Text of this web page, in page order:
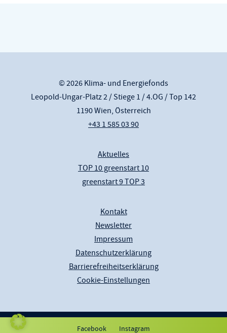
Facebook Instagram
© 2026 Klima- und Energiefonds
Leopold-Ungar-Platz 2 / Stiege 1 / 4.OG / Top 142
1190 Wien, Österreich
+43 1 585 03 90
Aktuelles
TOP 10 greenstart 10
greenstart 9 TOP 3
Kontakt
Newsletter
Impressum
Datenschutzerklärung
Barrierefreiheitserklärung
Cookie-Einstellungen
© 2026 Klima- und Energiefonds